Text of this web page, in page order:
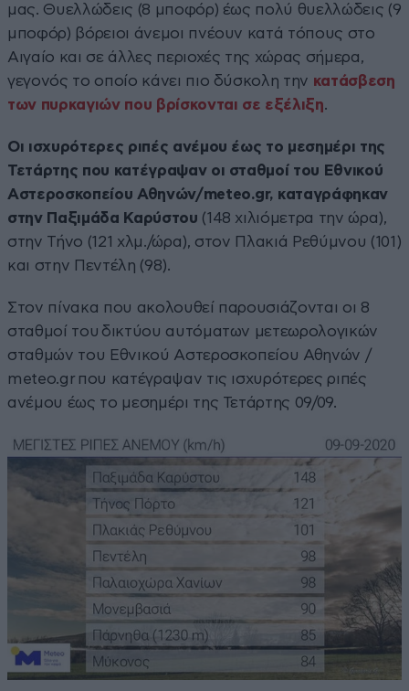
μας. Θυελλώδεις (8 μποφόρ) έως πολύ θυελλώδεις (9
μποφόρ) βόρειοι άνεμοι πνέουν κατά τόπους στο
Αιγαίο και σε άλλες περιοχές της χώρας σήμερα,
γεγονός το οποίο κάνει πιο δύσκολη την κατάσβεση
των πυρκαγιών που βρίσκονται σε εξέλιξη.
Οι ισχυρότερες ριπές ανέμου έως το μεσημέρι της
Τετάρτης που κατέγραψαν οι σταθμοί του Εθνικού
Αστεροσκοπείου Αθηνών/meteo.gr, καταγράφηκαν
στην Παξιμάδα Καρύστου (148 χιλιόμετρα την ώρα),
στην Τήνο (121 χλμ./ώρα), στον Πλακιά Ρεθύμνου (101)
και στην Πεντέλη (98).
Στον πίνακα που ακολουθεί παρουσιάζονται οι 8
σταθμοί του δικτύου αυτόματων μετεωρολογικών
σταθμών του Εθνικού Αστεροσκοπείου Αθηνών /
meteo.gr που κατέγραψαν τις ισχυρότερες ριπές
ανέμου έως το μεσημέρι της Τετάρτης 09/09.